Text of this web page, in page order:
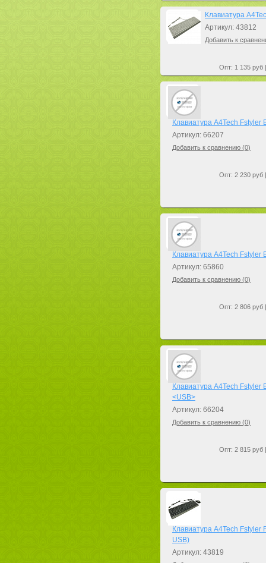
Клавиатура
Артикул: 43812
Добавить к
Опт: 1 135 руб
Клавиатура A4Tech Fstyler
Артикул: 66207
Добавить к сравнению (0)
Опт: 2 230 руб
Клавиатура A4Tech
Артикул: 65860
Добавить к сравнению (0)
Опт: 2 806 руб
Клавиатура A4Tech
<USB>
Артикул: 66204
Добавить к сравнению (0)
Опт: 2 815 руб
Клавиатура A4Tech
USB)
Артикул: 43819